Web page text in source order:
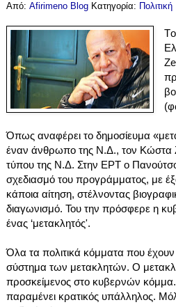
Από: Afirimeno Blog Κατηγορία: Πολιτική
Όπως αναφέρει το δημοσίευμα
έναν άνθρωπο της Ν.Δ., τον Κώστα
τύπου της Ν.Δ. Στην ΕΡΤ ο
σχεδιασμό του προγράμματος, με
κάποια αίτηση, στέλνοντας
διαγωνισμό. Του την πρόσφερε η
ένας ‘μετακλητός'.
Όλα τα πολιτικά κόμματα που
σύστημα των μετακλητών. Ο
προσκείμενος στο κυβερνών
παραμένει κρατικός υπάλληλος.